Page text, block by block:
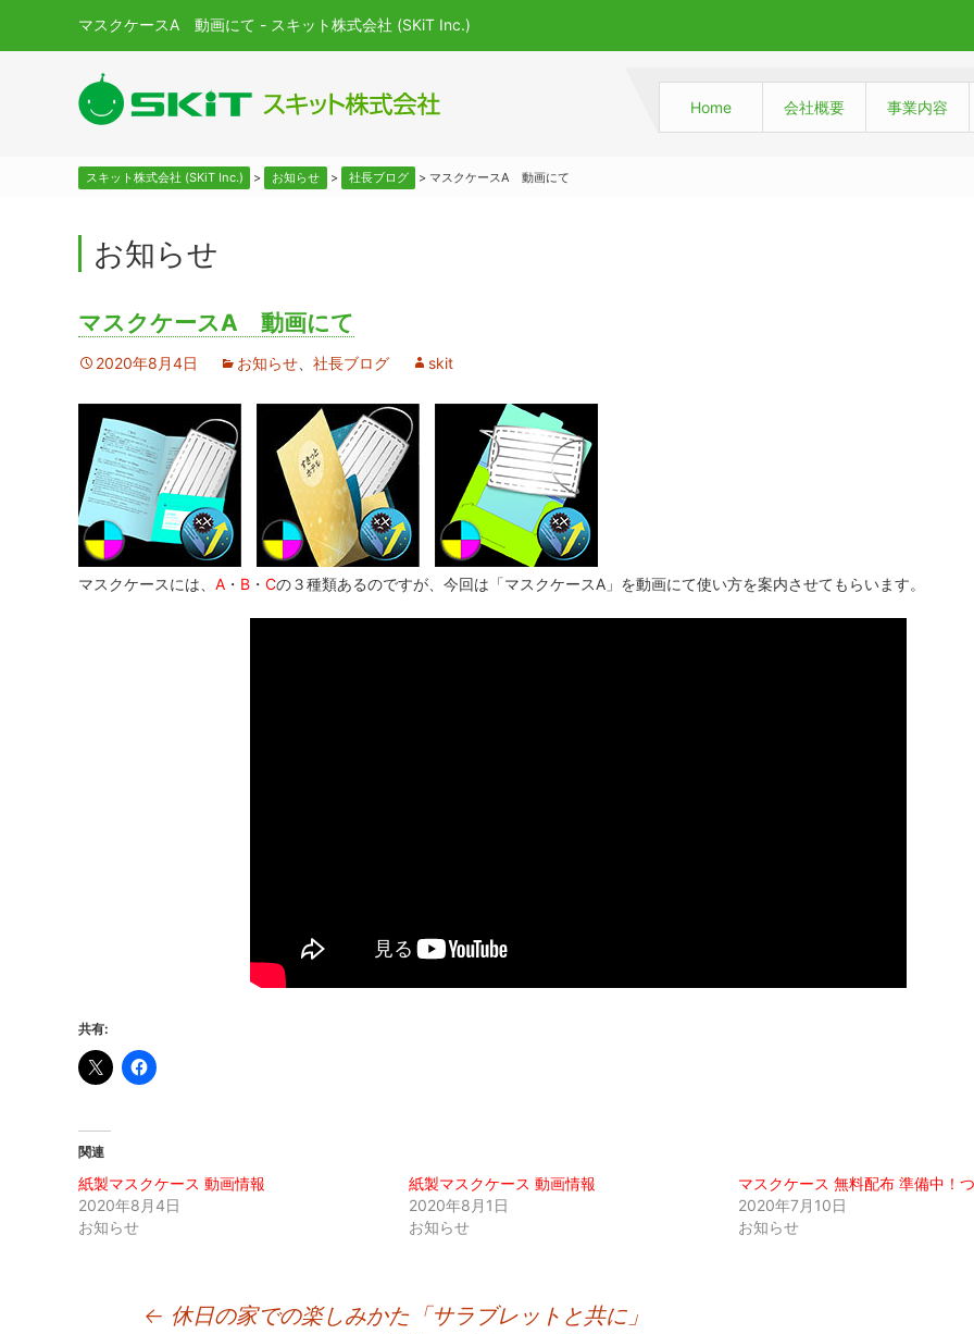
マスクケースA 動画にて - スキット株式会社 (SKiT Inc.)
Home 会社概要 事業内容
スキット株式会社 (SKiT Inc.) > お知らせ > 社長ブログ > マスクケースA 動画にて
お知らせ
マスクケースA 動画にて
2020年8月4日 お知らせ 社長ブログ skit
マスクケースには、 A ・ B ・ Cの３種類あるのですが、今回は「マスクケースA」を動画にて使い方を案内させてもらいます。
共有:
関連
紙製マスクケース 動画情報
2020年8月4日
お知らせ
紙製マスクケース 動画情報
2020年8月1日
お知らせ
マスクケース 無料配布 準備中！
2020年7月10日
お知らせ
← 休日の家での楽しみかた「サラブレットと共に」